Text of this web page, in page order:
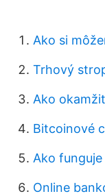
Ako si
Trhový
Ako
Bitcoinové
Ako
Online